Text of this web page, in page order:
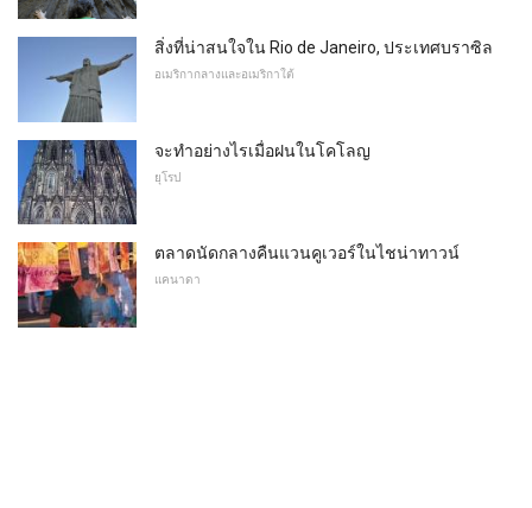
สิ่งที่น่าสนใจใน Rio de Janeiro, ประเทศบราซิล
อเมริกากลางและอเมริกาใต้
จะทำอย่างไรเมื่อฝนในโคโลญ
ยุโรป
ตลาดนัดกลางคืนแวนคูเวอร์ในไชน่าทาวน์
แคนาดา